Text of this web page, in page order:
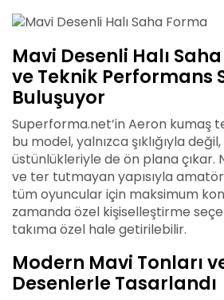
Mavi Desenli Halı
ve Teknik Performans
Buluşuyor
Superforma.net’in Aeron kumaş
bu model, yalnızca şıklığıyla
üstünlükleriyle de ön plana çıkar.
ve ter tutmayan yapısıyla
tüm oyuncular için maksimum
zamanda özel kişiselleştirme
takıma özel hale getirilebilir.
Modern Mavi Tonları
Desenlerle Tasarlandı